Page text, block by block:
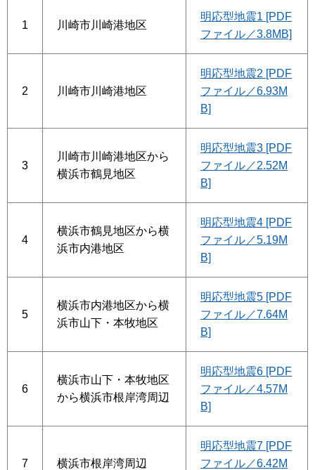
1 川崎市川崎港地区
明応型地震1 [PDF
ファイル／3.8MB]
2 川崎市川崎港地区
明応型地震2 [PDF
ファイル／6.93M
B]
3
川崎市川崎港地区から
横浜市鶴見地区
明応型地震3 [PDF
ファイル／2.52M
B]
4
横浜市鶴見地区から横
浜市内港地区
明応型地震4 [PDF
ファイル／5.19M
B]
5
横浜市内港地区から横
浜市山下・本牧地区
明応型地震5 [PDF
ファイル／7.64M
B]
6
横浜市山下・本牧地区
から横浜市根岸湾周辺
明応型地震6 [PDF
ファイル／4.57M
B]
7 横浜市根岸湾周辺
明応型地震7 [PDF
ファイル／6.42M